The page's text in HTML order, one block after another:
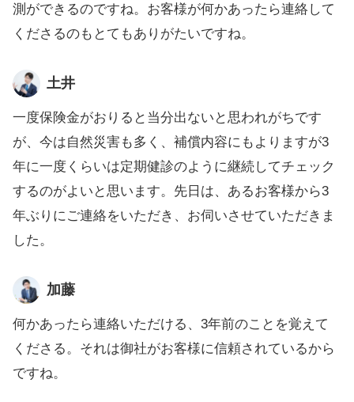
測ができるのですね。お客様が何かあったら連絡して
くださるのもとてもありがたいですね。
土井
一度保険金がおりると当分出ないと思われがちです
が、今は自然災害も多く、補償内容にもよりますが3
年に一度くらいは定期健診のように継続してチェック
するのがよいと思います。先日は、あるお客様から3
年ぶりにご連絡をいただき、お伺いさせていただきま
した。
加藤
何かあったら連絡いただける、3年前のことを覚えて
くださる。それは御社がお客様に信頼されているから
ですね。